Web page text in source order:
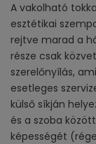
A vakolható
esztétikai
rejtve marad a
része csak
szerelőnyílás,
esetleges
külső síkján
és a szoba
képességét